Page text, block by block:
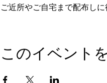
ご近所やご自宅まで配布しに
このイベント